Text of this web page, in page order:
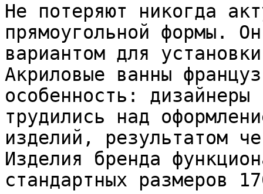
Не потеряют никогда
прямоугольной формы.
вариантом для
Акриловые ванны
особенность: дизайнеры
трудились над
изделий, результатом
Изделия бренда
стандартных размеров